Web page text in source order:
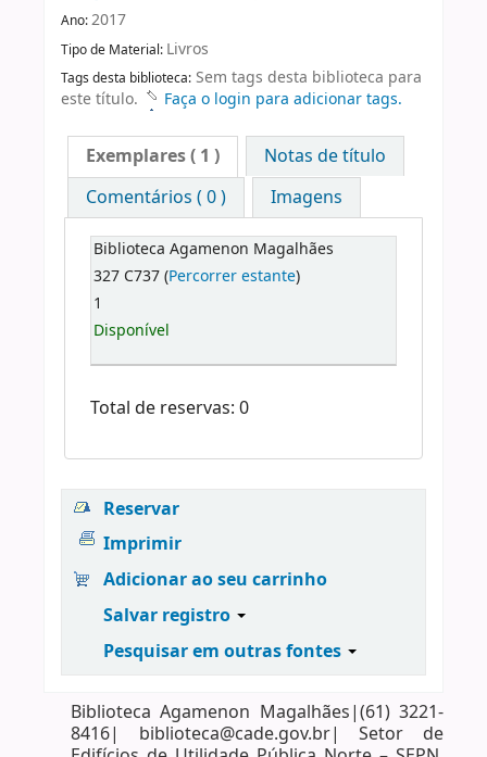
Ano:2017
Tipo de Material: Livros
Tags desta biblioteca: Sem tags desta biblioteca para
este título.
Faça o login para adicionar tags.
Exemplares( 1 )
Notas de título
Comentários ( 0 )
Imagens
Biblioteca Agamenon Magalhães
327 C737 (Percorrer estante)
1
Disponível
Total de reservas: 0
Reservar
Imprimir
Adicionar ao seu carrinho
Salvar registro
Pesquisar em outras fontes
Biblioteca Agamenon Magalhães|(61) 3221-
8416| biblioteca@cade.gov.br| Setor de